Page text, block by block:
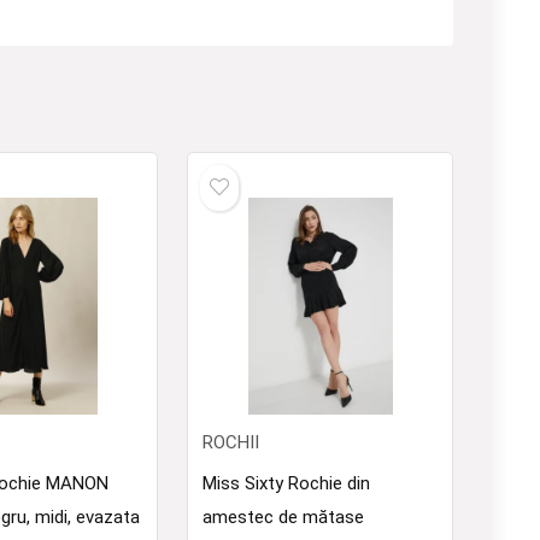
MANON
midi, evazata
ROCHII
Miss Sixty Rochie din
amestec de mătase